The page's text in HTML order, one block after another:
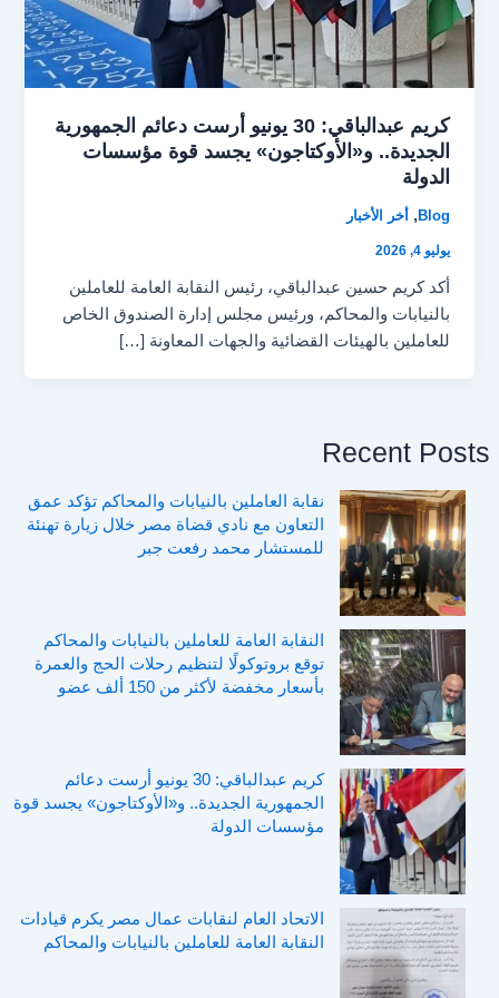
Recent Posts
نقابة العاملين بالنيابات والمحاكم تؤكد عمق
التعاون مع نادي قضاة مصر خلال زيارة تهنئة
للمستشار محمد رفعت جبر
النقابة العامة للعاملين بالنيابات والمحاكم
توقع بروتوكولًا لتنظيم رحلات الحج والعمرة
بأسعار مخفضة لأكثر من 150 ألف عضو
كريم عبدالباقي: 30 يونيو أرست دعائم
الجمهورية الجديدة.. و«الأوكتاجون» يجسد قوة
مؤسسات الدولة
الاتحاد العام لنقابات عمال مصر يكرم قيادات
النقابة العامة للعاملين بالنيابات والمحاكم
كريم عبدالباقي: 30 يونيو أرست دعائم الجمهورية
الجديدة.. و«الأوكتاجون» يجسد قوة مؤسسات
الدولة
Blog
,أخر الأخبار
يوليو 4, 2026
أكد كريم حسين عبدالباقي، رئيس النقابة العامة للعاملين
بالنيابات والمحاكم، ورئيس مجلس إدارة الصندوق الخاص
للعاملين بالهيئات القضائية والجهات المعاونة […]